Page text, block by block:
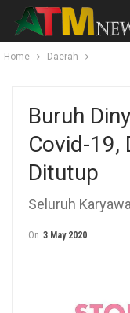
Home Daerah
Buruh
Covid-19,
Ditutup
Seluruh
On 3 May 2020